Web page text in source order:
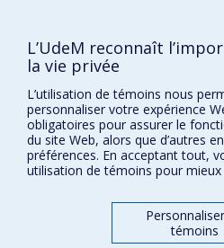
Prix et distinctions
L’UdeM reconnaît
la vie privée
L’utilisation de témoins nous
personnaliser votre expérience
obligatoires pour assurer le
du site Web, alors que d’autres
préférences. En acceptant tout,
utilisation de témoins pour
témoins